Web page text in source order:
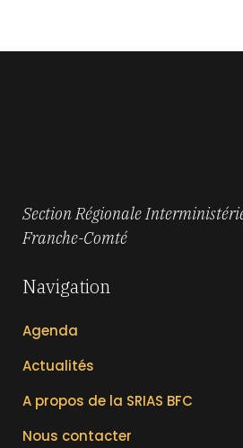
Section Régionale
Franche-Comté
Navigation
Agenda
Actualités
A propos de la SRIAS BFC
Nous contacter